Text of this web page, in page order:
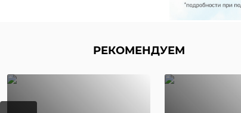
РЕКОМЕНДУЕМ